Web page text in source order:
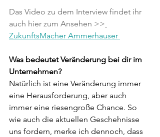
Das Video zu dem Interview findet ihr
auch hier zum Ansehen >>
ZukunftsMacher Ammerhauser
Was bedeutet Veränderung bei dir im
Unternehmen?
Natürlich ist eine Veränderung immer
eine Herausforderung, aber auch
immer eine riesengroße Chance. So
wie auch die aktuellen Geschehnisse
uns fordern, merke ich dennoch, dass